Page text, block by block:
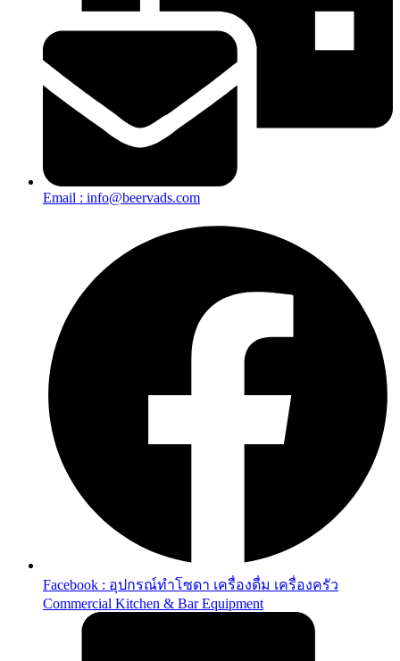
Email : info@beervads.com
Facebook : อุปกรณ์ทำโซดา เครื่องดื่ม เครื่องครัว
Commercial Kitchen & Bar Equipment